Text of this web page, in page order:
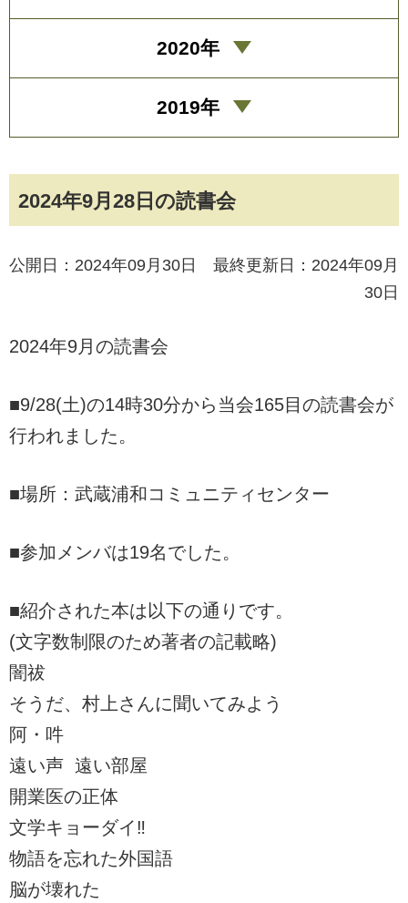
2024年9月28日の読書会
公開日：2024年09月30日 最終更新日：2024年09月
30日
2024年9月の読書会
■9/28(土)の14時30分から当会165目の読書会が
行われました。
■場所：武蔵浦和コミュニティセンター
■参加メンバは19名でした。
■紹介された本は以下の通りです。
(文字数制限のため著者の記載略)
闇祓
そうだ、村上さんに聞いてみよう
阿・吽
遠い声 遠い部屋
開業医の正体
文学キョーダイ‼
物語を忘れた外国語
脳が壊れた
2020年
2019年